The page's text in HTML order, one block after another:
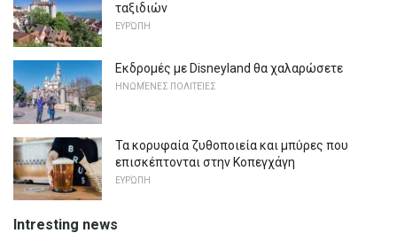
ταξιδιών
ΕΥΡΏΠΗ
Εκδρομές με Disneyland θα χαλαρώσετε
ΗΝΩΜΈΝΕΣ ΠΟΛΙΤΕΊΕΣ
Τα κορυφαία ζυθοποιεία και μπύρες που
επισκέπτονται στην Κοπεγχάγη
ΕΥΡΏΠΗ
Intresting news